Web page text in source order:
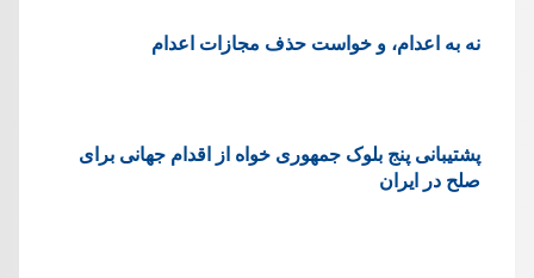
نه به اعدام، و خواست حذف مجازات اعدام
پشتيبانی پنج بلوک جمهوری خواه از اقدام جهانی برای
صلح در ایران